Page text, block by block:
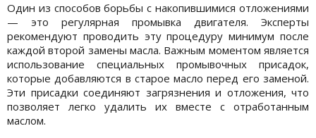
Один из способов борьбы с накопившимися отложениями
— это регулярная промывка двигателя. Эксперты
рекомендуют проводить эту процедуру минимум после
каждой второй замены масла. Важным моментом является
использование специальных промывочных присадок,
которые добавляются в старое масло перед его заменой.
Эти присадки соединяют загрязнения и отложения, что
позволяет легко удалить их вместе с отработанным
маслом.